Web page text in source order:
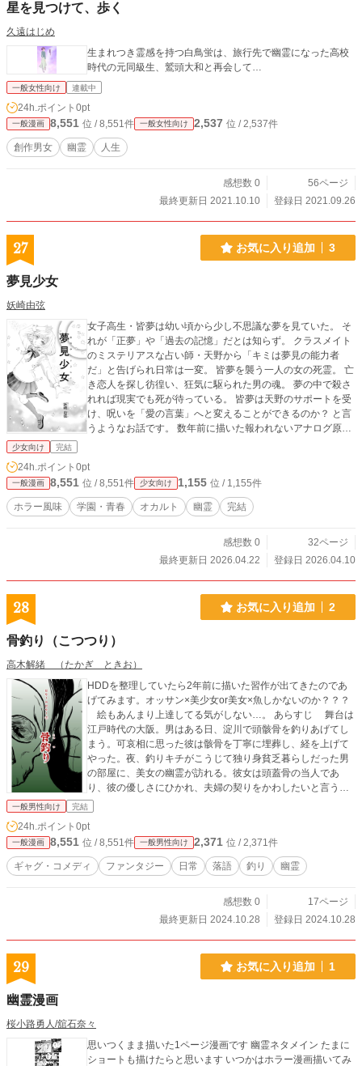
星を見つけて、歩く
久遠はじめ
生まれつき霊感を持つ白鳥蛍は、旅行先で幽霊になった高校
時代の元同級生、鷲頭大和と再会して…
一般女性向け 連載中
24h.ポイント 0pt
一般漫画 8,551 位 / 8,551件 一般女性向け 2,537 位 / 2,537件
創作男女 幽霊 人生
感想数 0
56ページ
最終更新日 2021.10.10
登録日 2021.09.26
27 お気に入り追加 3
夢見少女
妖崎由弦
女子高生・皆夢は幼い頃から少し不思議な夢を見ていた。 そ
れが「正夢」や「過去の記憶」だとは知らず。 クラスメイト
のミステリアスな占い師・天野から「キミは夢見の能力者
だ」と告げられ日常は一変。 皆夢を襲う一人の女の死霊。 亡
き恋人を探し彷徨い、狂気に駆られた男の魂。 夢の中で殺さ
れれば現実でも死が待っている。 皆夢は天野のサポートを受
け、呪いを「愛の言葉」へと変えることができるのか？ と言
うようなお話です。 数年前に描いた報われないアナログ原稿
少女向け 完結
24h.ポイント 0pt
一般漫画 8,551 位 / 8,551件 少女向け 1,155 位 / 1,155件
ホラー風味 学園・青春 オカルト 幽霊 完結
感想数 0
32ページ
最終更新日 2026.04.22
登録日 2026.04.10
28 お気に入り追加 2
骨釣り（こつつり）
高木解緒 （たかぎ ときお）
HDDを整理していたら2年前に描いた習作が出てきたのであ
げてみます。オッサン×美少女or美女×魚しかないのか？？？
絵もあんまり上達してる気がしない…。 あらすじ 舞台は
江戸時代の大阪。男はある日、淀川で頭骸骨を釣りあげてし
まう。可哀相に思った彼は骸骨を丁寧に埋葬し、経を上げて
やった。夜、釣りキチがこうじて独り身貧乏暮らしだった男
の部屋に、美女の幽霊が訪れる。彼女は頭蓋骨の当人であ
り、彼の優しさにひかれ、夫婦の契りをかわしたいと言うの
だ。興奮する男。だが彼は、薄い壁を隔てた向こう側で隣人
練習と好きな古典落語の再考を兼ねて描いてみた話になりま
す。 古典落語の各はなしひとつひとつの著作権に関して
は、噺家が高座にかける場合とそうでない場合、大正、昭和
期に作られ「古典」扱いされているものと遥か昔に作られた
話元ネタ「骨釣り」は上方落語に分類され、東京では「野ざ
らし」として有名なはなしですが、原点は中国古典と、中々
どは私のオリジナルバージョンに改変されていることを予め
ご了承ください。 話のおおまかな流れ、オチは上方落語
一般男性向け 完結
24h.ポイント 0pt
一般漫画 8,551 位 / 8,551件 一般男性向け 2,371 位 / 2,371件
ギャグ・コメディ ファンタジー 日常 落語 釣り 幽霊
感想数 0
17ページ
最終更新日 2024.10.28
登録日 2024.10.28
29 お気に入り追加 1
幽霊漫画
桜小路勇人/舘石奈々
思いつくまま描いた1ページ漫画です 幽霊ネタメイン たまに
ショートも描けたらと思います いつかはホラー漫画描いてみ